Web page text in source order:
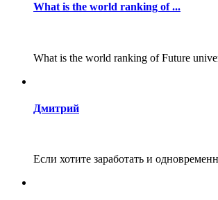
What is the world ranking of ...
What is the world ranking of Future
Дмитрий
Если хотите заработать и